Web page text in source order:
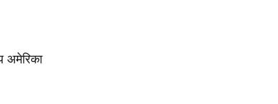
अमेरिका